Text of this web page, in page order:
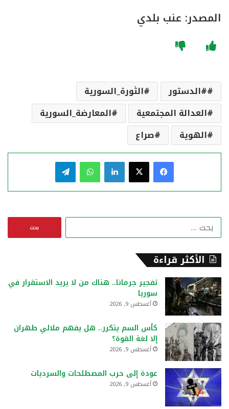
المصدر: عنب بلدي
#الدستور
الثورة_السورية
العدالة المجتمعية
المعارضة_السورية
الهوية
صراع
فيسبوك لينكدإن واتساب
ن
الأكثر قراءة
تفجير جرمانا.. هناك من لا يريد الاستقرار في
سوريا
أغسطس 9, 2026
كأس السم يتكرر.. هل يفهم ملالي طهران
إلا لغة القوة؟
أغسطس 9, 2026
عودة إلى حرب المصطلحات والسرديات
أغسطس 9, 2026